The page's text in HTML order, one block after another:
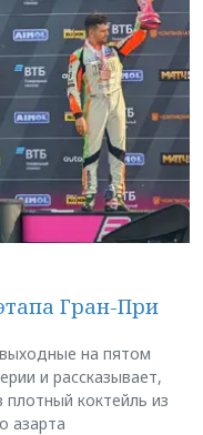
Гран-При
на пятом
и рассказывает,
плотный коктейль из
азарта